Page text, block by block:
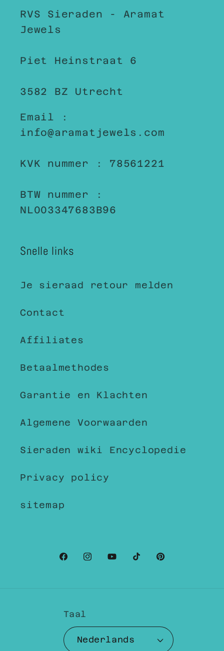
RVS Sieraden - Aramat
Jewels
Piet Heinstraat 6
3582 BZ Utrecht
Email :
info@aramatjewels.com
KVK nummer : 78561221
BTW nummer :
NL003347683B96
Snelle links
Je sieraad retour melden
Contact
Affiliates
Betaalmethodes
Garantie en Klachten
Algemene Voorwaarden
Sieraden wiki Encyclopedie
Privacy policy
sitemap
Facebook
Instagram
YouTubeTikTokPinterest
Taal
Nederlands